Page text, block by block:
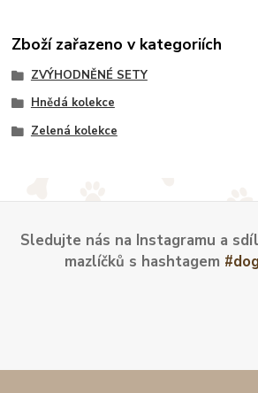
Zboží zařazeno v kategoriích
ZVÝHODNĚNÉ SETY
Hnědá kolekce
Zelená kolekce
Sledujte nás na Instagramu a
mazlíčků s hashtagem